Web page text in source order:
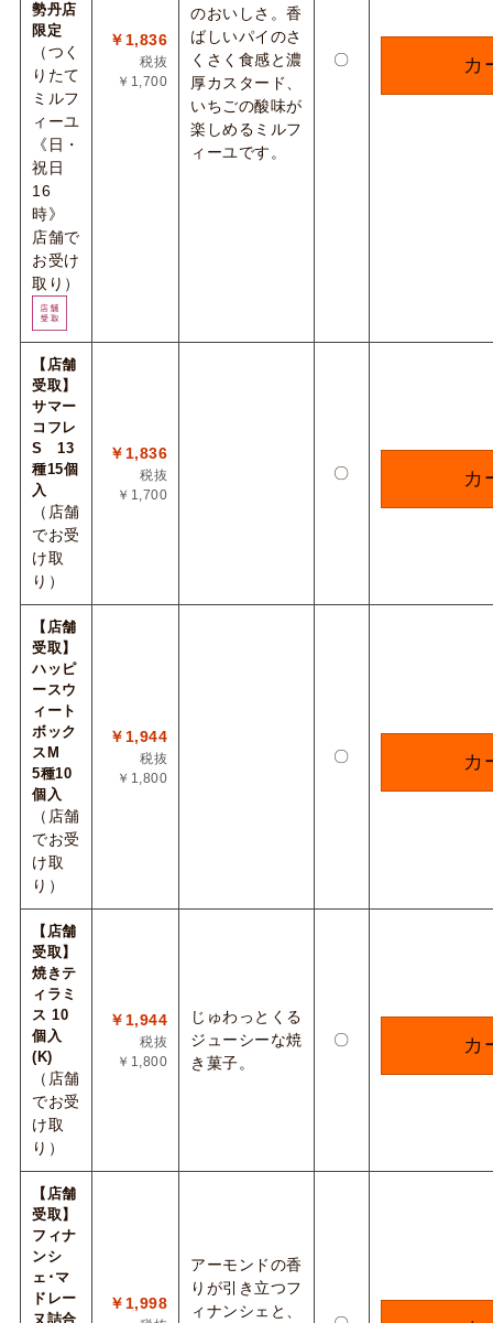
勢丹店
限定
（つく
りたて
ミルフ
ィーユ
《日・
祝日
16
時》
店舗で
お受け
取り）
￥1,836
税抜
￥1,700
のおいしさ。香
ばしいパイのさ
くさく食感と濃
厚カスタード、
いちごの酸味が
楽しめるミルフ
ィーユです。
〇 カ
【店舗
受取】
サマー
コフレ
S 13
種15個
入
（店舗
でお受
け取
り）
￥1,836
税抜
￥1,700
〇 カ
【店舗
受取】
ハッピ
ースウ
ィート
ボック
スM
5種10
個入
（店舗
でお受
け取
り）
￥1,944
税抜
￥1,800
〇 カ
【店舗
受取】
焼きテ
ィラミ
ス 10
個入
(K)
（店舗
でお受
け取
り）
￥1,944
税抜
￥1,800
じゅわっとくる
ジューシーな焼
き菓子。
〇 カ
【店舗
受取】
フィナ
ンシ
ェ･マ
ドレー
ヌ詰合
￥1,998
アーモンドの香
りが引き立つフ
ィナンシェと、